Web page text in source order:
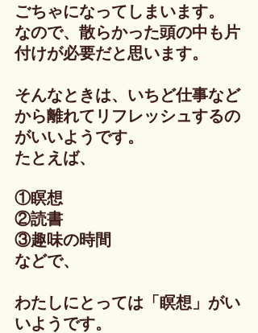
ごちゃになってしまいます。
なので、散らかった頭の中も片
付けが必要だと思います。
そんなときは、いちど仕事など
から離れてリフレッシュするの
がいいようです。
たとえば、
①瞑想
②読書
③趣味の時間
などで、
わたしにとっては「瞑想」がい
いようです。